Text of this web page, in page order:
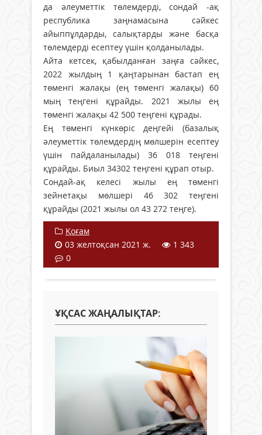
да әлеуметтік төлемдерді, сондай -ақ
республика заңнамасына сәйкес
айыппұлдарды, салықтарды және басқа
төлемдерді есептеу үшін қолданылады.
Айта кетсек, қабылданған заңға сәйкес,
2022 жылдың 1 қаңтарынан бастап ең
төменгі жалақы (ең төменгі жалақы) 60
мың теңгені құрайды. 2021 жылы ең
төменгі жалақы 42 500 теңгені құрады.
Ең төменгі күнкөріс деңгейі (базалық
әлеуметтік төлемдердің мөлшерін есептеу
үшін пайдаланылады) 36 018 теңгені
құрайды. Биыл 34302 теңгені құрап отыр.
Сондай-ақ келесі жылы ең төменгі
зейнетақы мөлшері 46 302 теңгені
құрайды (2021 жылы ол 43 272 теңге).
Қоғам
03 желтоқсан 2021 ж.
1 343
0
ҰҚСАС ЖАҢАЛЫҚТАР: